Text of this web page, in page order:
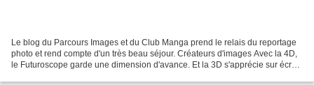
Le blog du Parcours Images et du Club Manga prend le relais du reportage
photo et rend compte d'un très beau séjour. Créateurs d'images Avec la 4D,
le Futuroscope garde une dimension d'avance. Et la 3D s'apprécie sur écran